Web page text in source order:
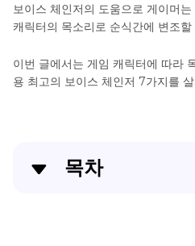
보이스 체인저의 도움으로 게이머
캐릭터의 목소리로 순식간에 변조할
이번 글에서는 게임 캐릭터에 따라
용 최고의 보이스 체인저 7가지를
목차